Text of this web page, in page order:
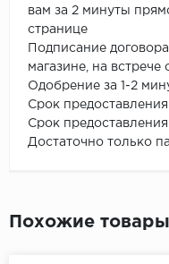
вам за 2 минуты
странице
Подписание
магазине, на
Одобрение за 1-2
Срок
Срок
Достаточно только
Похожие товары